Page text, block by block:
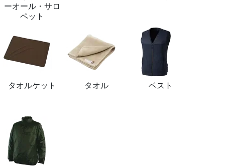
ーオール・サロ
ペット
タオルケット タオル ベスト